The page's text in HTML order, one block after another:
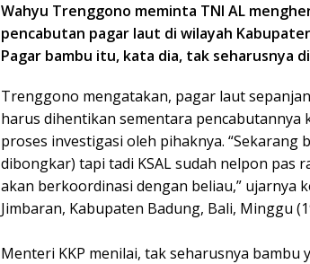
Wahyu Trenggono meminta TNI AL
pencabutan pagar laut di wilayah
Pagar bambu itu, kata dia, tak seharusnya
Trenggono mengatakan, pagar laut
harus dihentikan sementara pencabutannya
proses investigasi oleh pihaknya. “Sekarang
dibongkar) tapi tadi KSAL sudah nelpon pas
akan berkoordinasi dengan beliau,” ujarnya
Jimbaran, Kabupaten Badung, Bali, Minggu
Menteri KKP menilai, tak seharusnya bambu